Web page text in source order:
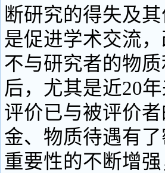
断研究的得失及
是促进学术交流
不与研究者的物
后，尤其是近20
评价已与被评价
金、物质待遇有
重要性的不断增